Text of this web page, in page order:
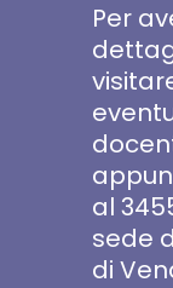
Per
al
sede
di